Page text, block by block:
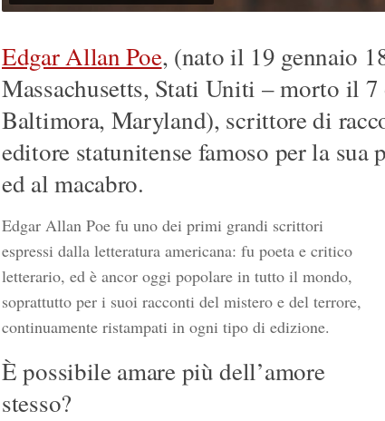
Edgar Allan Poe, (nato il 19 gennaio
Massachusetts, Stati Uniti – morto il
Baltimora, Maryland), scrittore di
editore statunitense famoso per la sua
ed al macabro.
Edgar Allan Poe fu uno dei primi grandi scrittori
espressi dalla letteratura americana: fu poeta e critico
letterario, ed è ancor oggi popolare in tutto il mondo,
soprattutto per i suoi racconti del mistero e del terrore,
continuamente ristampati in ogni tipo di edizione.
È possibile amare più dell’amore
stesso?